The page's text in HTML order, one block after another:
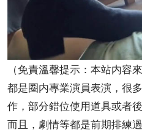
（免責溫馨提示：本站内容
都是圈内專業演員表演，很
作，部分錯位使用道具或者
而且，劇情等都是前期排練